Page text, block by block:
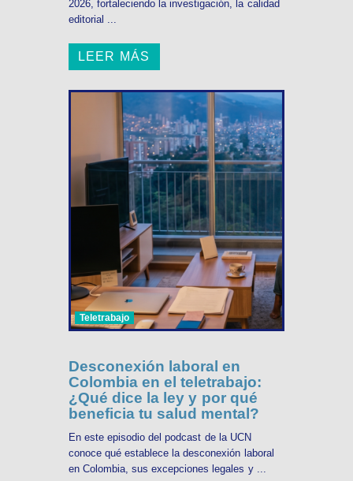
2026, fortaleciendo la investigación, la calidad
editorial ...
LEER MÁS
Teletrabajo
Desconexión laboral en
Colombia en el teletrabajo:
¿Qué dice la ley y por qué
beneficia tu salud mental?
En este episodio del podcast de la UCN
conoce qué establece la desconexión laboral
en Colombia, sus excepciones legales y ...